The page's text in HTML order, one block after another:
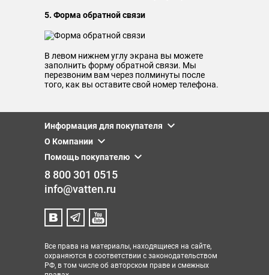
5. Форма обратной связи
В левом нижнем углу экрана вы можете
заполнить форму обратной связи. Мы
перезвоним вам через полминуты после
того, как вы оставите свой номер телефона.
Информация для покупателя
О Компании
Помощь покупателю
8 800 301 0515
info@vatten.ru
Все права на материалы, находящиеся на сайте,
охраняются в соответствии с законодательством
РФ, в том числе об авторском праве и смежных